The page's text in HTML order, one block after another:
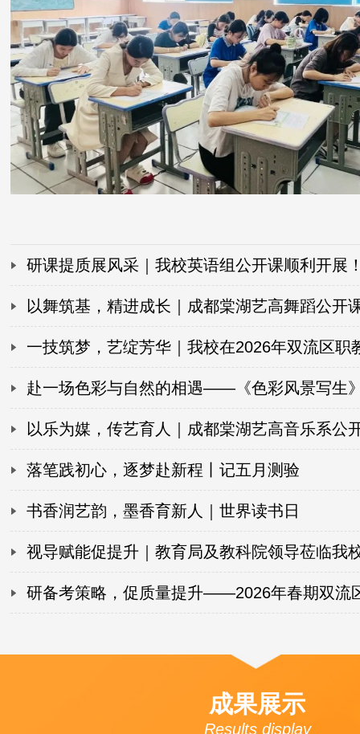
研课提质展风采｜我校英语组公开课顺利开展
以舞筑基，精进成长｜成都棠湖艺高舞蹈公开
纪实一技筑梦，艺绽芳华｜我校在2026年双流区职
出精彩答卷！
赴一场色彩与自然的相遇——《色彩风景写生
课圆满落幕！
以乐为媒，传艺育人｜成都棠湖艺高音乐系公
满举行！
落笔践初心，逐梦赴新程丨记五月测验
书香润艺韵，墨香育新人｜世界读书日
视导赋能促提升｜教育局及教科院领导莅临我
专项视导工作
研备考策略，促质量提升——2026年春期双流
成果展示
Results display